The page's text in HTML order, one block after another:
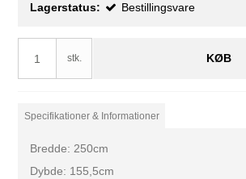
Lagerstatus: Bestillingsvare
stk. KØB
Specifikationer & Informationer
Bredde: 250cm
Dybde: 155,5cm